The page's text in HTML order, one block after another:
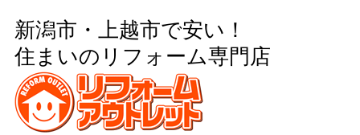
新潟市・上越市で安い！
住まいのリフォーム専門店